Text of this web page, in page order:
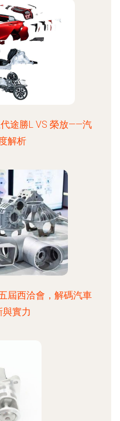
途勝L VS 榮放——汽
解析
屆西洽會，解碼汽車
實力